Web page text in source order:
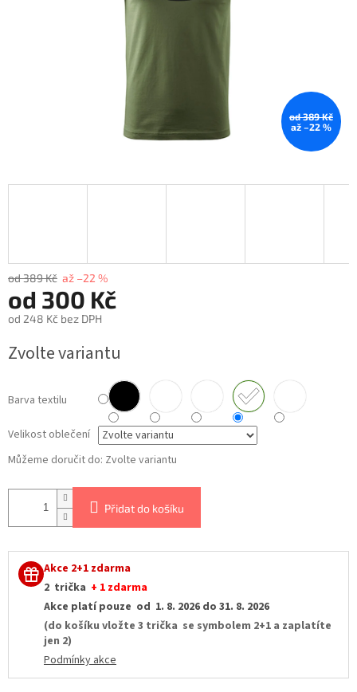
od 389 Kč
až –22 %
od 389 Kč až –22 %
od 300 Kč
od 248 Kč bez DPH
cena:
Zvolte variantu
Barva textilu
Velikost oblečení
Můžeme doručit do: Zvolte variantu
Přidat do košíku
Akce 2+1 zdarma
2 trička + 1 zdarma
Akce platí pouze od 1. 8. 2026 do 31. 8. 2026
(do košíku vložte 3 trička se symbolem 2+1 a zaplatíte
jen 2)
Podmínky akce